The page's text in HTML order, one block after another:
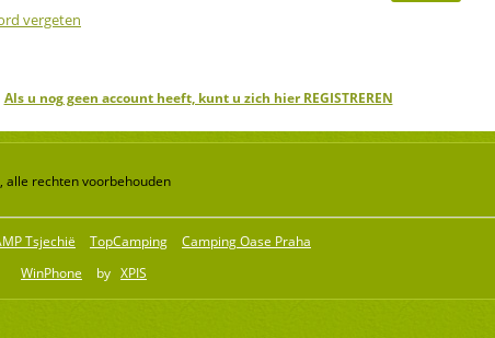
vergeten
Als u nog geen account heeft, kunt u zich hier REGISTREREN
alle rechten voorbehouden
Tsjechië TopCamping
Camping Oase Praha
WinPhone by XPIS